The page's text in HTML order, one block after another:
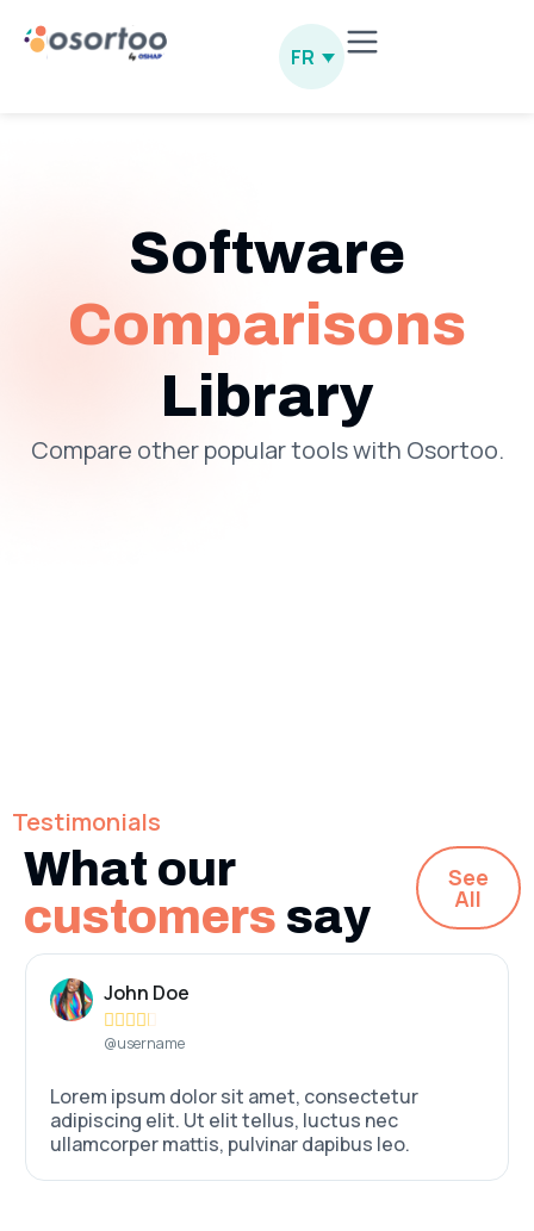
FR
Software
Comparisons
Library
Compare other popular tools with Osortoo.
Testimonials
What our
customers say
See
All
John Doe
    
@username
Lorem ipsum dolor sit amet, consectetur
adipiscing elit. Ut elit tellus, luctus nec
ullamcorper mattis, pulvinar dapibus leo.